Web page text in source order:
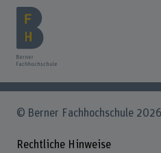
© Berner Fachhochschule 2026
Rechtliche Hinweise